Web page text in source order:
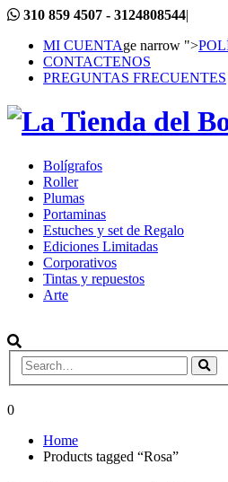
310 859 4507 - 3124808544|
MI CUENTAge narrow ">
CONTACTENOS
PREGUNTAS FRECUENTES
Bolígrafos
Roller
Plumas
Portaminas
Estuches y set de Regalo
Ediciones Limitadas
Corporativos
Tintas y repuestos
Arte
0
Home
Products tagged “Rosa”